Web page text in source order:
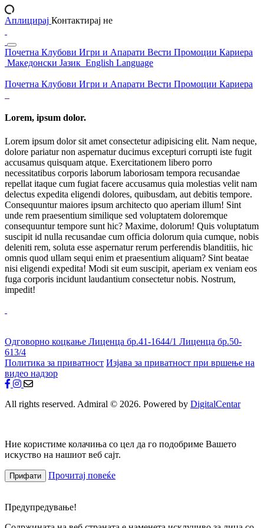
Аплицирај Контактирај не
Почетна Клубови Игри и Апарати Вести Промоции Кариера
Македонски Јазик English Language
Почетна Клубови Игри и Апарати Вести Промоции Кариера
Lorem, ipsum dolor.
Lorem ipsum dolor sit amet consectetur adipisicing elit. Nam neque,
dolore pariatur non aspernatur ducimus excepturi corrupti iste fugit
accusamus quisquam atque. Exercitationem libero porro
necessitatibus corporis laborum laboriosam tempora recusandae
repellat itaque cum fugiat facere accusamus quia molestias velit nam
delectus expedita eligendi dolores, quibusdam, aut debitis tempore.
Consequuntur maiores ipsum architecto quo aperiam illum! Sint
unde rem praesentium similique sed voluptatem doloremque
consequuntur tempore sunt hic? Maxime, dolorum! Quis voluptatum
suscipit id nulla recusandae cum officia dolorum quia cumque, nobis
deleniti rem, soluta esse aspernatur rerum perferendis blanditiis, hic
omnis quod ullam sequi enim et praesentium aliquam? Sint beatae
nisi eligendi expedita! Modi sit eum suscipit, aperiam ex veniam eos
fuga corporis incidunt laudantium consectetur nobis. Nostrum,
impedit!
Одговорно коцкање Лиценца бр.41-1644/1 Лиценца бр.50-
613/4
Политика за приватност Изјава за приватност при вршење на
видео надзор
All rights reserved. Admiral © 2026. Powered by DigitalCentar
Ние користиме колачиња со цел да го подобриме Вашето
искуство на нашиот веб сајт.
Прифати Прочитај повеќе
Предупредување!